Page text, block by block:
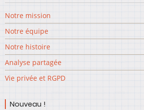
Notre mission
Notre équipe
Notre histoire
Analyse partagée
Vie privée et RGPD
Nouveau !